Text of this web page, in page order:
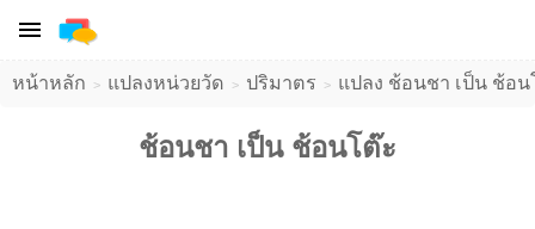
หน้าหลัก แปลงหน่วยวัด ปริมาตร แปลง ช้อนชา เป็น ช้อ
ช้อนชา เป็น ช้อนโต๊ะ